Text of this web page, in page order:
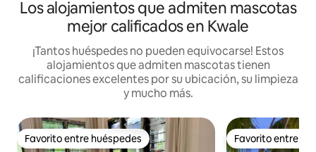
Los alojamientos que admiten mascotas
mejor calificados en Kwale
¡Tantos huéspedes no pueden equivocarse! Estos
alojamientos que admiten mascotas tienen
calificaciones excelentes por su ubicación, su limpieza
y mucho más.
Favorito entre huéspedes
Favorito entre huéspedes Favorito entre
Favorito entre